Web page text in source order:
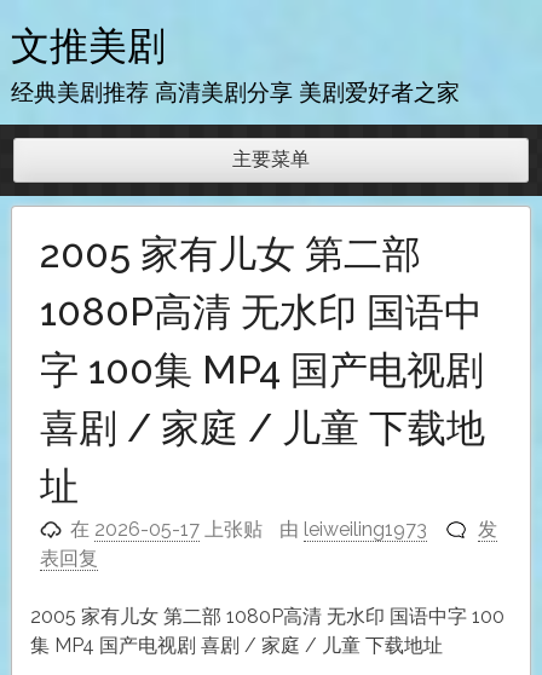
至
内
文推美剧
经典美剧推荐 高清美剧分享 美剧爱好者之家
主要菜单
2005 家有儿女 第二部
1080P高清 无水印 国语中
字 100集 MP4 国产电视剧
喜剧 / 家庭 / 儿童 下载地
址
在 2026-05-17 上张贴 由 leiweiling1973
发
表回复
2005 家有儿女 第二部 1080P高清 无水印 国语中字 100
集 MP4 国产电视剧 喜剧 / 家庭 / 儿童 下载地址